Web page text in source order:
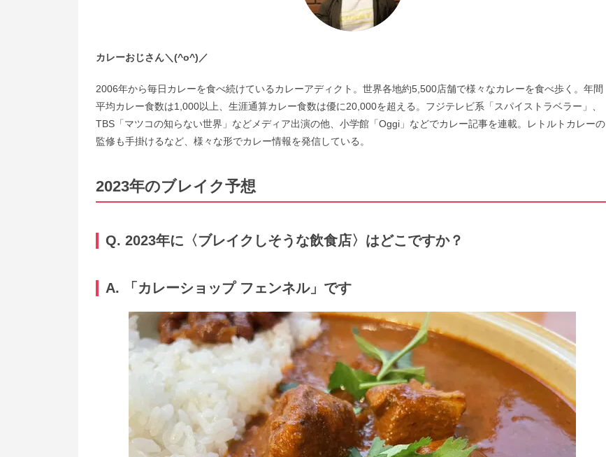
カレーおじさん＼(^o^)／
2006年から毎日カレーを食べ続けているカレーアディクト。世界各地約5,500店舗で様々なカレーを食べ歩く。年間
平均カレー食数は1,000以上、生涯通算カレー食数は優に20,000を超える。フジテレビ系「スパイストラベラー」、
TBS「マツコの知らない世界」などメディア出演の他、小学館「Oggi」などでカレー記事を連載。レトルトカレーの
監修も手掛けるなど、様々な形でカレー情報を発信している。
2023年のブレイク予想
Q. 2023年に 〈ブレイクしそうな飲食店〉 はどこですか？
A. 「カレーショップ フェンネル」です